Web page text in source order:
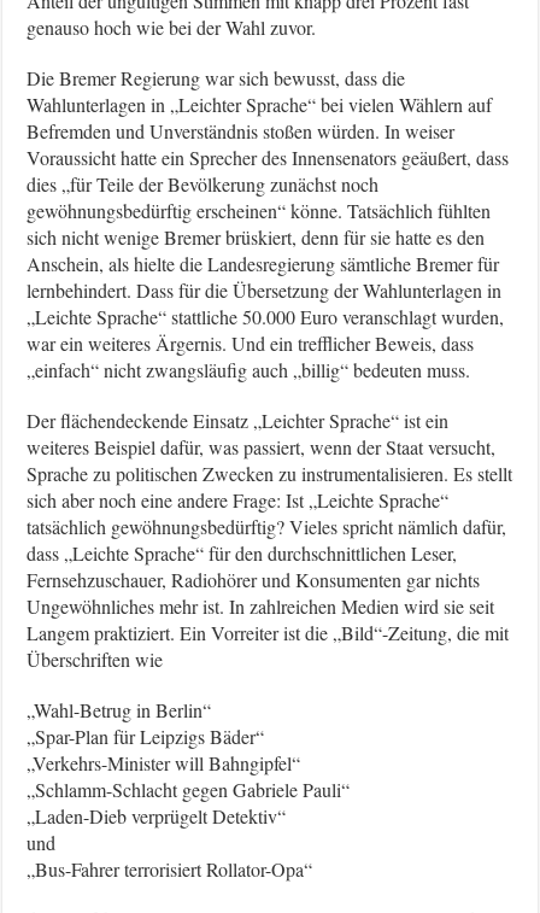
genauso hoch wie bei der Wahl zuvor.
Die Bremer Regierung war sich bewusst, dass die
Wahlunterlagen in „Leichter Sprache“ bei vielen Wählern auf
Befremden und Unverständnis stoßen würden. In weiser
Voraussicht hatte ein Sprecher des Innensenators geäußert, dass
dies „für Teile der Bevölkerung zunächst noch
gewöhnungsbedürftig erscheinen“ könne. Tatsächlich fühlten
sich nicht wenige Bremer brüskiert, denn für sie hatte es den
Anschein, als hielte die Landesregierung sämtliche Bremer für
lernbehindert. Dass für die Übersetzung der Wahlunterlagen in
„Leichte Sprache“ stattliche 50.000 Euro veranschlagt wurden,
war ein weiteres Ärgernis. Und ein trefflicher Beweis, dass
„einfach“ nicht zwangsläufig auch „billig“ bedeuten muss.
Der flächendeckende Einsatz „Leichter Sprache“ ist ein
weiteres Beispiel dafür, was passiert, wenn der Staat versucht,
Sprache zu politischen Zwecken zu instrumentalisieren. Es stellt
sich aber noch eine andere Frage: Ist „Leichte Sprache“
tatsächlich gewöhnungsbedürftig? Vieles spricht nämlich dafür,
dass „Leichte Sprache“ für den durchschnittlichen Leser,
Fernsehzuschauer, Radiohörer und Konsumenten gar nichts
Ungewöhnliches mehr ist. In zahlreichen Medien wird sie seit
Langem praktiziert. Ein Vorreiter ist die „Bild“-Zeitung, die mit
Überschriften wie
„Wahl-Betrug in Berlin“
„Spar-Plan für Leipzigs Bäder“
„Verkehrs-Minister will Bahngipfel“
„Schlamm-Schlacht gegen Gabriele Pauli“
„Laden-Dieb verprügelt Detektiv“
und
„Bus-Fahrer terrorisiert Rollator-Opa“